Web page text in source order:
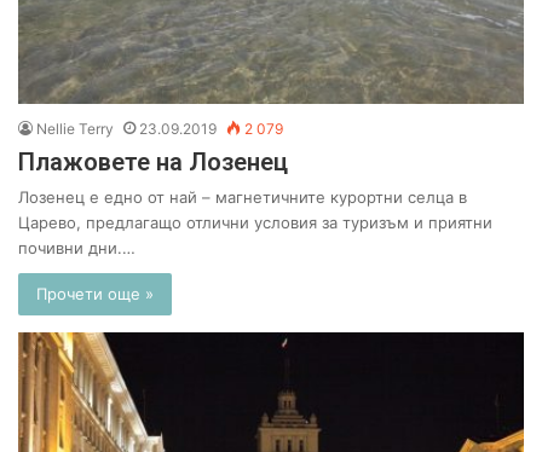
Nellie Terry 23.09.2019 2 079
Плажовете на Лозенец
Лозенец е едно от най – магнетичните курортни селца в
Царево, предлагащо отлични условия за туризъм и приятни
почивни дни.…
Прочети още »